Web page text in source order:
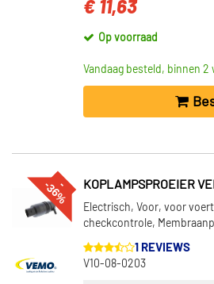
€ 11,63
Op voorraad
Vandaag besteld, binnen 2
--
3
6
% KOPLAMPSPROEIER
Electrisch, Voor, voor
checkcontrole,
1 REVIEWS
V10-08-0203